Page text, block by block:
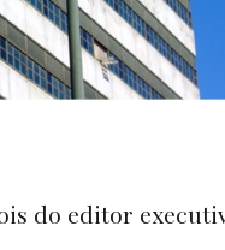
do editor